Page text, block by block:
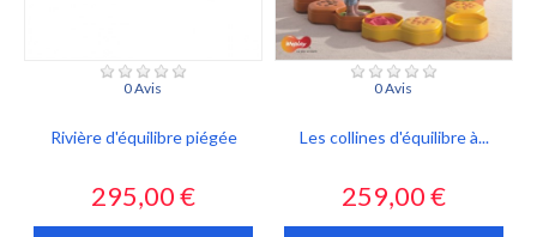
0 Avis
Rivière d'équilibre piégée
Prix
295,00 €
0 Avis
Les collines d'équilibre à...
Prix
259,00 €